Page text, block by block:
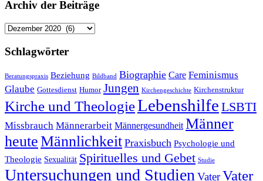
Archiv der Beiträge
Archiv
Beiträge
Schlagwörter
Beratungspraxis Beziehung Bildband Biographie Care Feminismus
Glaube Gottesdienst Humor Jungen Kirchengeschichte Kirchenstruktur
Kirche und TheologieLebenshilfe LSBTI
Missbrauch Männerarbeit Männergesundheit Männer
heuteMännlichkeit Praxisbuch Psychologie und
Theologie Sexualität Spirituelles und Gebet Studie
Untersuchungen und StudienVaterVater